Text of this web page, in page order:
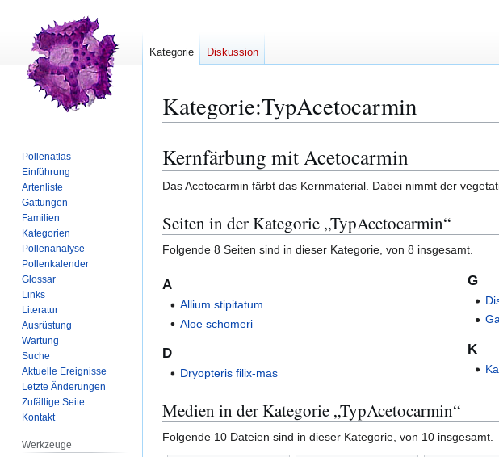
Kategorie:TypAcetocarmin
Zur
Navigation
springen
Zur
Suche
springen
Kernfärbung mit Acetocarmin
Das Acetocarmin färbt das Kernmaterial. Dabei nimmt der
Seiten in der Kategorie „TypAcetocarmin“
Folgende 8 Seiten sind in dieser Kategorie, von 8 insgesamt.
A
Allium stipitatum
Aloe schomeri
D
Dryopteris filix-mas
G
K
Medien in der Kategorie „TypAcetocarmin“
Folgende 10 Dateien sind in dieser Kategorie, von 10 insgesamt.
Kategorie Diskussion
Pollenatlas
Einführung
Artenliste
Gattungen
Familien
Kategorien
Pollenanalyse
Pollenkalender
Glossar
Links
Literatur
Ausrüstung
Wartung
Suche
Aktuelle Ereignisse
Letzte Änderungen
Zufällige Seite
Kontakt
Werkzeuge